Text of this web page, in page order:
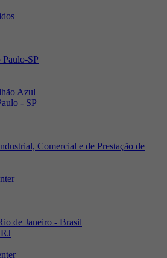
SP
Azul
- SP
Comercial e de Prestação de
de Janeiro - Brasil